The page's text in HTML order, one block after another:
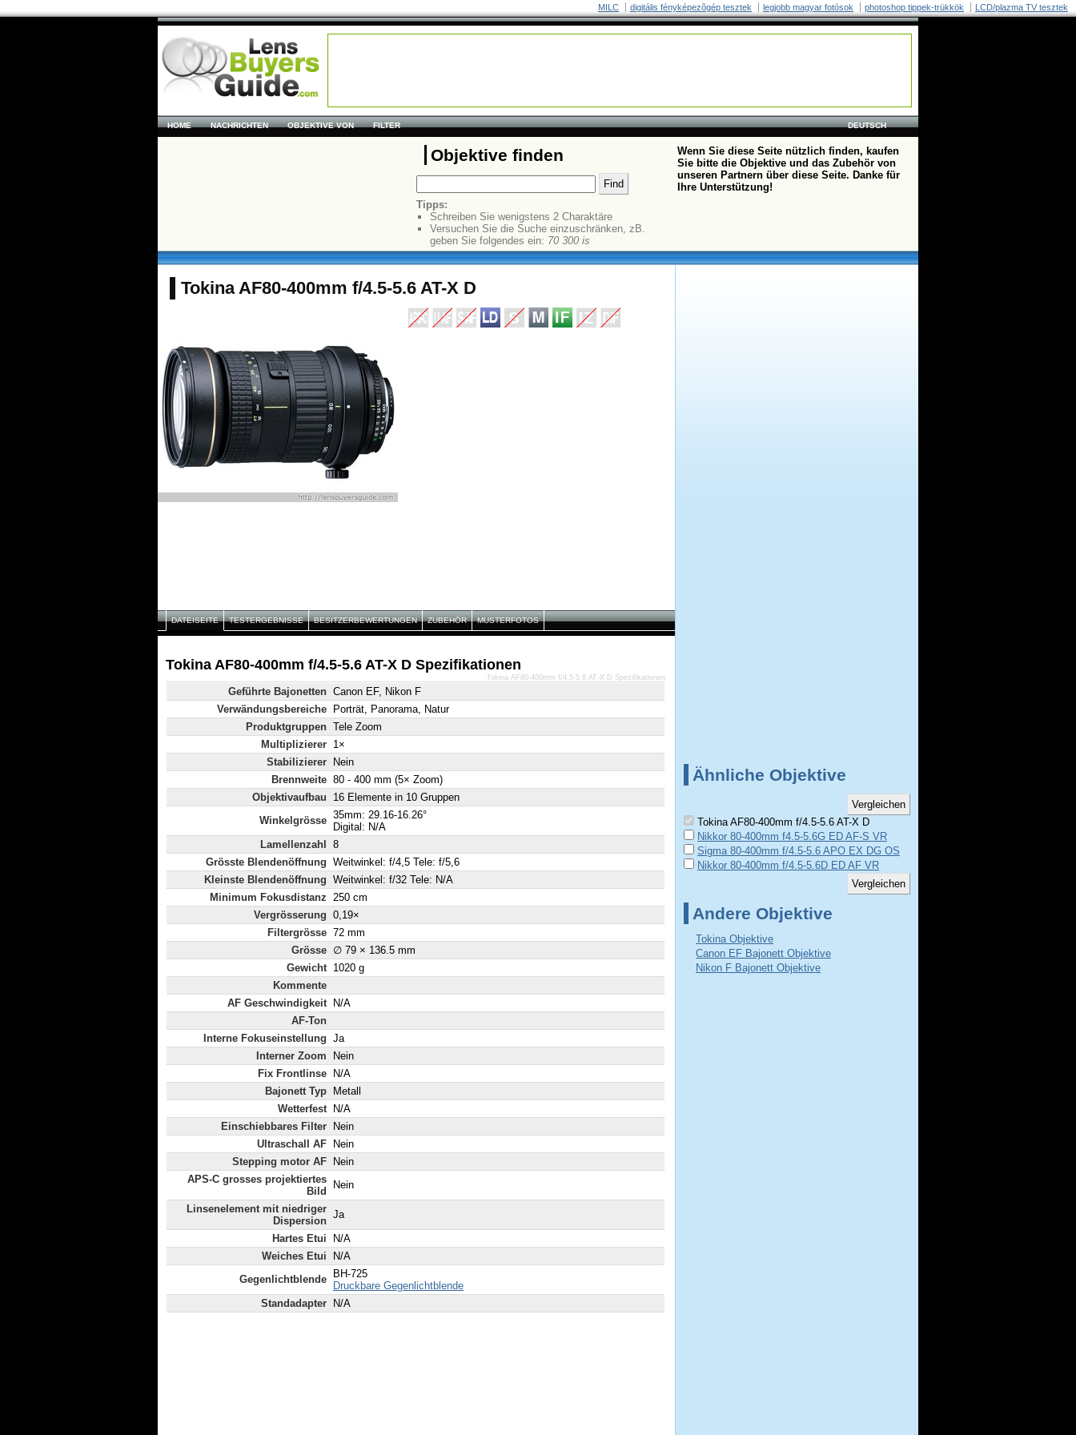
MILC digitális fényképezõgép tesztek legjobb magyar fotósok photoshop tippek-trükkök LCD/plazma TV tesztek
DEUTSCH
HOME NACHRICHTEN OBJEKTIVE VON FILTER
Objektive finden
Tipps:
Schreiben Sie wenigstens 2 Charaktäre
Versuchen Sie die Suche einzuschränken, zB.
geben Sie folgendes ein: 70 300 is
Wenn Sie diese Seite nützlich finden, kaufen
Sie bitte die Objektive und das Zubehör von
unseren Partnern über diese Seite. Danke für
Ihre Unterstützung!
Tokina AF80-400mm f/4.5-5.6 AT-X D
DATEISEITE TESTERGEBNISSE BESITZERBEWERTUNGEN ZUBEHÖR MUSTERFOTOS
Tokina AF80-400mm f/4.5-5.6 AT-X D Spezifikationen
Geführte Bajonetten Canon EF, Nikon F
Verwändungsbereiche
Porträt, Panorama, Natur
Produktgruppen Tele Zoom
Multiplizierer 1×
Stabilizierer
Nein
Brennweite 80 - 400 mm (5× Zoom)
Objektivaufbau
16 Elemente in 10 Gruppen
Winkelgrösse 35mm: 29.16-16.26°
Digital: N/A
Lamellenzahl
8
Grösste Blendenöffnung Weitwinkel: f/4,5 Tele: f/5,6
Kleinste Blendenöffnung Weitwinkel: f/32 Tele: N/A
Minimum Fokusdistanz 250 cm
Vergrösserung 0,19×
Filtergrösse 72 mm
Grösse ∅ 79 × 136.5 mm
Gewicht 1020 g
Kommente
AF Geschwindigkeit
N/A
AF-Ton
Interne Fokuseinstellung Ja
Interner Zoom
Nein
Fix Frontlinse
N/A
Bajonett Typ
Metall
Wetterfest
N/A
Einschiebbares Filter
Nein
Ultraschall AF
Nein
Stepping motor AF
Nein
APS-C grosses projektiertes
Bild
Nein
Linsenelement mit niedriger
Dispersion
Ja
Hartes Etui
N/A
Weiches Etui
N/A
Gegenlichtblende
BH-725
Druckbare Gegenlichtblende
Standadapter
N/A
Tokina AF80-400mm f/4.5-5.6 AT-X D Spezifikationen
Ähnliche Objektive
Tokina AF80-400mm f/4.5-5.6 AT-X D
Nikkor 80-400mm f4.5-5.6G ED AF-S VR
Sigma 80-400mm f/4.5-5.6 APO EX DG OS
Nikkor 80-400mm f/4.5-5.6D ED AF VR
Andere Objektive
Tokina Objektive
Canon EF Bajonett Objektive
Nikon F Bajonett Objektive